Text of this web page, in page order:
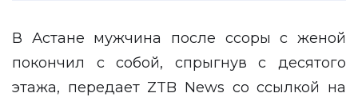
В Астане мужчина после ссоры с женой
покончил с собой, спрыгнув с десятого
этажа, передает ZTB News со ссылкой на